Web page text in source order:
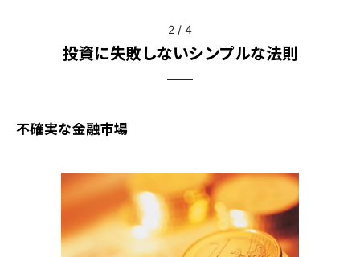
2 / 4
投資に失敗しないシンプルな法則
不確実な金融市場